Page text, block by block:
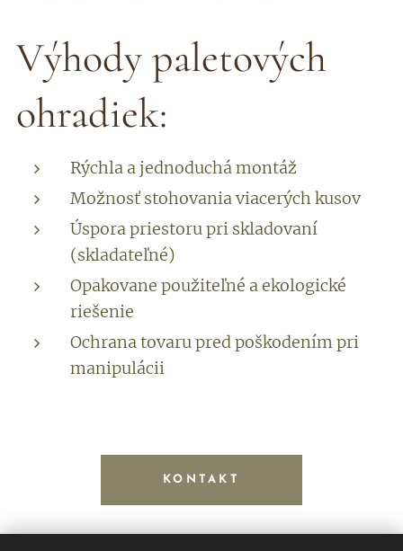
Výhody paletových
ohradiek:
Rýchla a jednoduchá montáž
Možnosť stohovania viacerých kusov
Úspora priestoru pri skladovaní
(skladateľné)
Opakovane použiteľné a ekologické
riešenie
Ochrana tovaru pred poškodením pri
manipulácii
KONTAKT